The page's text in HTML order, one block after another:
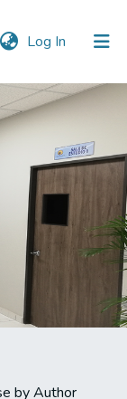
Log In (current)
by Author